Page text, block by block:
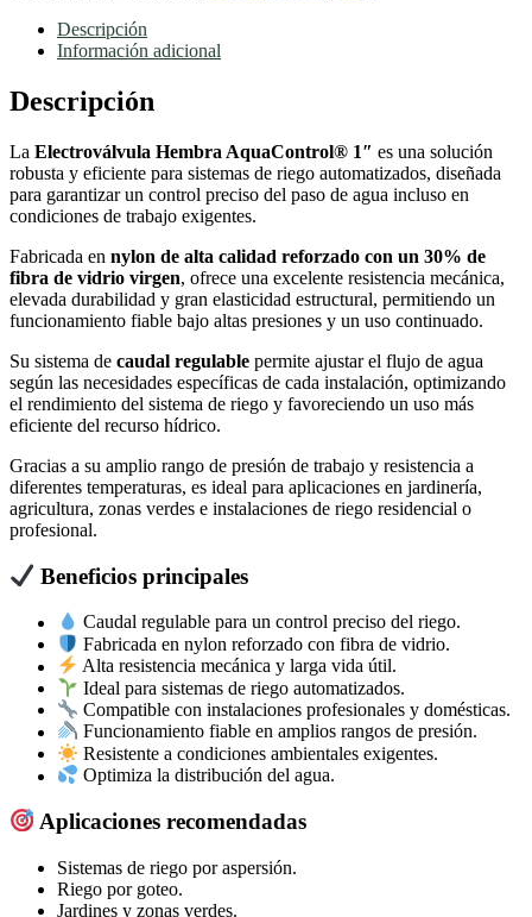
Caudal
Regulable
para
Sistemas
Riego
cantidad
Descripción
Información adicional
Descripción
La Electroválvula Hembra AquaControl® 1″ es una solución
robusta y eficiente para sistemas de riego automatizados, diseñada
para garantizar un control preciso del paso de agua incluso en
condiciones de trabajo exigentes.
Fabricada en nylon de alta calidad reforzado con un 30% de
fibra de vidrio virgen, ofrece una excelente resistencia mecánica,
elevada durabilidad y gran elasticidad estructural, permitiendo un
funcionamiento fiable bajo altas presiones y un uso continuado.
Su sistema de caudal regulable permite ajustar el flujo de agua
según las necesidades específicas de cada instalación, optimizando
el rendimiento del sistema de riego y favoreciendo un uso más
eficiente del recurso hídrico.
Gracias a su amplio rango de presión de trabajo y resistencia a
diferentes temperaturas, es ideal para aplicaciones en jardinería,
agricultura, zonas verdes e instalaciones de riego residencial o
profesional.
Beneficios principales
Caudal regulable para un control preciso del riego.
Fabricada en nylon reforzado con fibra de vidrio.
Alta resistencia mecánica y larga vida útil.
Ideal para sistemas de riego automatizados.
Compatible con instalaciones profesionales y domésticas.
Funcionamiento fiable en amplios rangos de presión.
Resistente a condiciones ambientales exigentes.
Optimiza la distribución del agua.
Aplicaciones recomendadas
Sistemas de riego por aspersión.
Riego por goteo.
Jardines y zonas verdes.